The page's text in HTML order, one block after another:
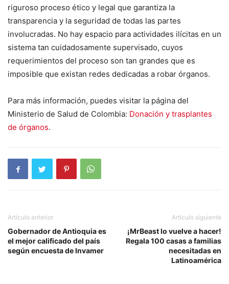
riguroso proceso ético y legal que garantiza la
transparencia y la seguridad de todas las partes
involucradas. No hay espacio para actividades ilícitas en un
sistema tan cuidadosamente supervisado, cuyos
requerimientos del proceso son tan grandes que es
imposible que existan redes dedicadas a robar órganos.
Para más información, puedes visitar la página del
Ministerio de Salud de Colombia: Donación y trasplantes
de órganos.
Artículo anterior
Gobernador de Antioquia es
el mejor calificado del país
según encuesta de Invamer
Artículo siguiente
¡MrBeast lo vuelve a hacer!
Regala 100 casas a familias
necesitadas en
Latinoamérica